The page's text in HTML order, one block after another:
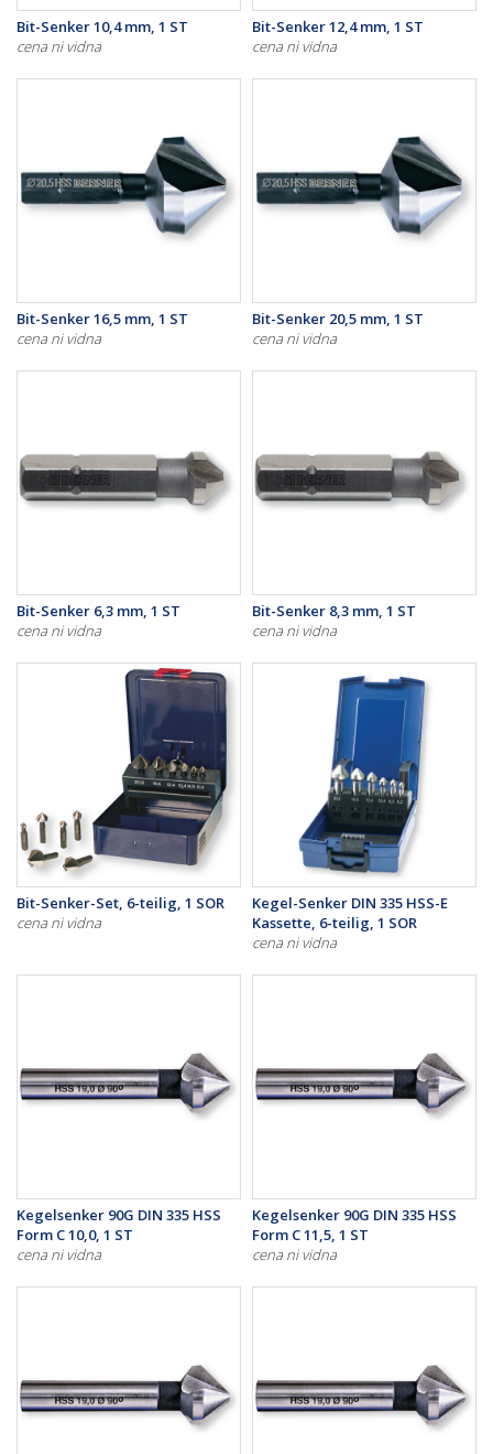
Bit-Senker 10,4 mm, 1 ST
cena ni vidna
Bit-Senker 12,4 mm, 1 ST
cena ni vidna
Bit-Senker 16,5 mm, 1 ST
cena ni vidna
Bit-Senker 20,5 mm, 1 ST
cena ni vidna
Bit-Senker 6,3 mm, 1 ST
cena ni vidna
Bit-Senker 8,3 mm, 1 ST
cena ni vidna
Bit-Senker-Set, 6-teilig, 1 SOR
cena ni vidna
Kegel-Senker DIN 335 HSS-E
Kassette, 6-teilig, 1 SOR
cena ni vidna
Kegelsenker 90G DIN 335 HSS
Form C 10,0, 1 ST
cena ni vidna
Kegelsenker 90G DIN 335 HSS
Form C 11,5, 1 ST
cena ni vidna